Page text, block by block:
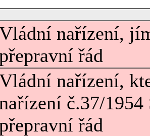
nařízení,
řád
nařízení,
č.37/
řád